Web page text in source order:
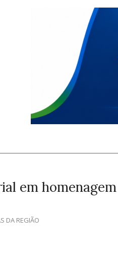
em homenagem
DA REGIÃO